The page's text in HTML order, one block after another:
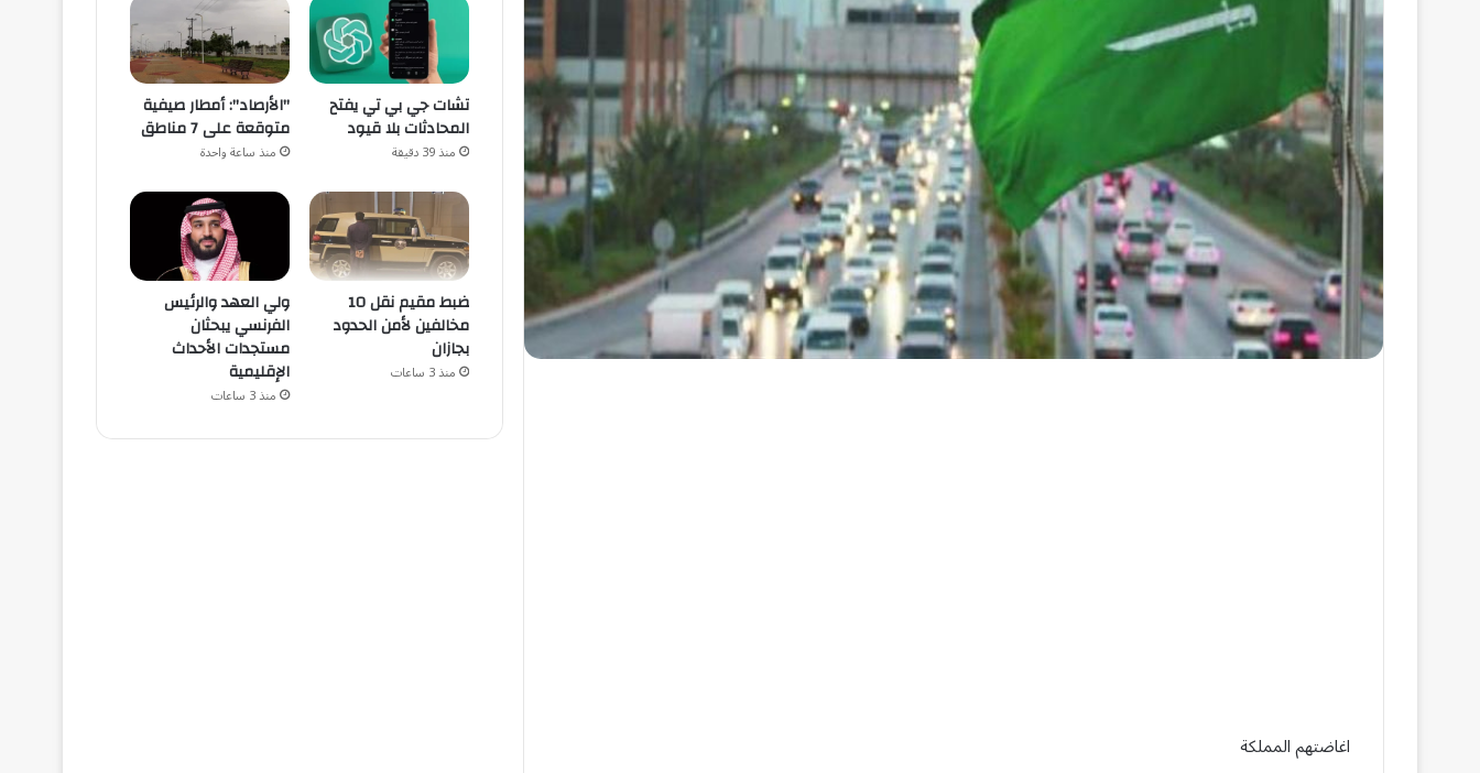
اغاضتهم المملكة
تشات جي بي تي يفتح
المحادثات بلا قيود
منذ 39 دقيقة
"الأرصاد": أمطار صيفية
متوقعة على 7 مناطق
منذ ساعة واحدة
ضبط مقيم نقل 10
مخالفين لأمن الحدود
بجازان
منذ 3 ساعات
ولي العهد والرئيس
الفرنسي يبحثان
مستجدات الأحداث
الإقليمية
منذ 3 ساعات